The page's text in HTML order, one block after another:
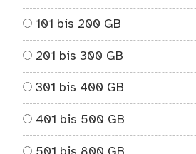
101 bis 200 GB
201 bis 300 GB
301 bis 400 GB
401 bis 500 GB